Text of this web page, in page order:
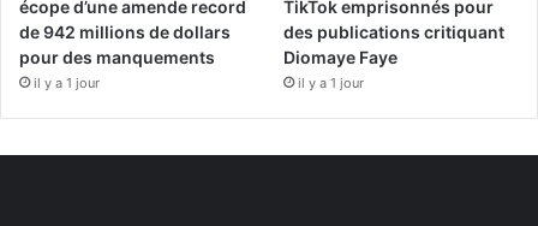
écope d’une amende record
de 942 millions de dollars
pour des manquements
il y a 1 jour
TikTok emprisonnés pour
des publications critiquant
Diomaye Faye
il y a 1 jour